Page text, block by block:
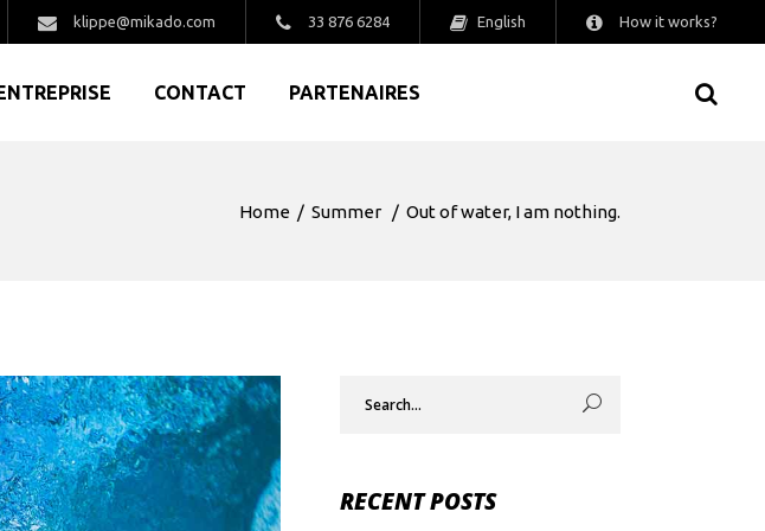
klippe@mikado.com 33 876 6284 English How it works?
CONTACT PARTENAIRES
Home / Summer / Out of water, I am nothing.
RECENT POSTS